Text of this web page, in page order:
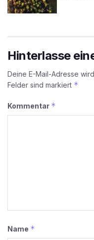
Hinterlasse
Deine E-Mail-Adresse
Felder sind markiert *
Kommentar *
Name *